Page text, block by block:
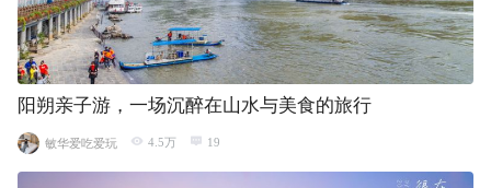
阳朔亲子游，一场沉醉在山水与美食的旅行
敏华爱吃爱玩 4.5万 19